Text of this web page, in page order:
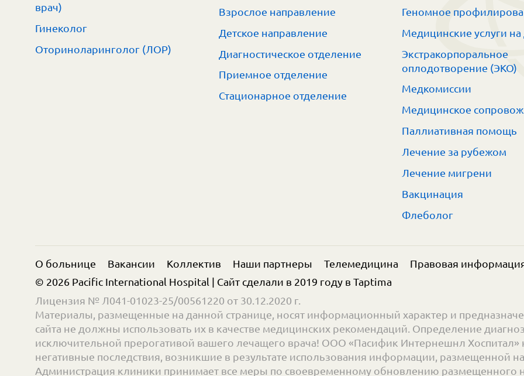
врач)
Гинеколог
Оториноларинголог (ЛОР)
Взрослое направление
Детское направление
Диагностическое отделение
Приемное отделение
Стационарное отделение
Геномное
Медицинские услуги
Экстракорпоральное
оплодотворение (ЭКО)
Медкомиссии
Медицинское
Паллиативная помощь
Лечение за рубежом
Лечение мигрени
Вакцинация
Флеболог
О больнице Вакансии Коллектив Наши партнеры Телемедицина
Правовая
© 2026 Pacific International Hospital | Сайт сделали в 2019 году в Taptima
Лицензия № Л041-01023-25/00561220 от 30.12.2020 г.
Материалы, размещенные на данной странице, носят информационный характер и
сайта не должны использовать их в качестве медицинских рекомендаций. Определение
исключительной прерогативой вашего лечащего врача! ООО «Пасифик Интернешнл Хоспитал»
негативные последствия, возникшие в результате использования информации, размещенной
Администрация клиники принимает все меры по своевременному обновлению размещенного